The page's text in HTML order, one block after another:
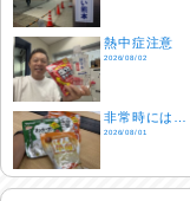
熱中症注意
2026/08/02
非常時には…
2026/08/01
生活支援情報